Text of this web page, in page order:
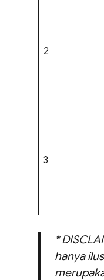
2
3
*
hanya